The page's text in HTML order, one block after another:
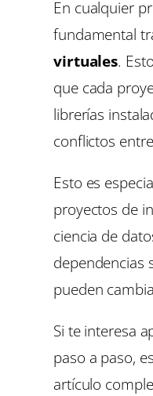
En cualquier
fundamental
virtuales.
que cada
librerías
conflictos
Esto es
proyectos de
ciencia de
dependencias
pueden
Si te interesa
paso a paso,
artículo